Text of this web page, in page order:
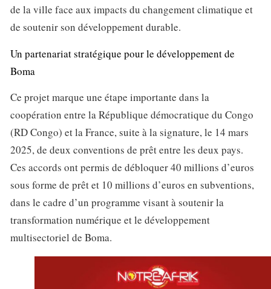
de la ville face aux impacts du changement climatique et
de soutenir son développement durable.
Un partenariat stratégique pour le développement de
Boma
Ce projet marque une étape importante dans la
coopération entre la République démocratique du Congo
(RD Congo) et la France, suite à la signature, le 14 mars
2025, de deux conventions de prêt entre les deux pays.
Ces accords ont permis de débloquer 40 millions d’euros
sous forme de prêt et 10 millions d’euros en subventions,
dans le cadre d’un programme visant à soutenir la
transformation numérique et le développement
multisectoriel de Boma.